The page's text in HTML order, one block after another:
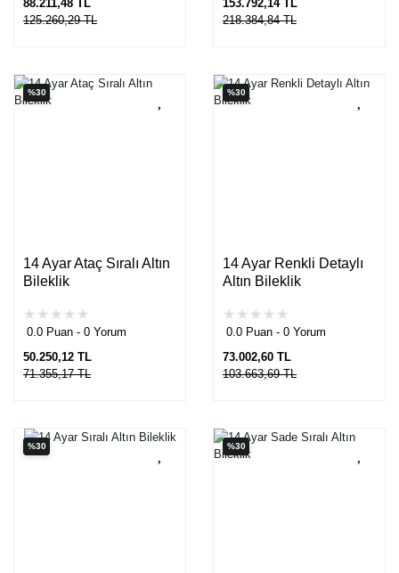
88.211,48 TL
125.260,29 TL
153.792,14 TL
218.384,84 TL
%30
14 Ayar Ataç Sıralı Altın
Bileklik
0.0 Puan - 0 Yorum
50.250,12 TL
71.355,17 TL
%30
14 Ayar Renkli Detaylı
Altın Bileklik
0.0 Puan - 0 Yorum
73.002,60 TL
103.663,69 TL
%30 %30